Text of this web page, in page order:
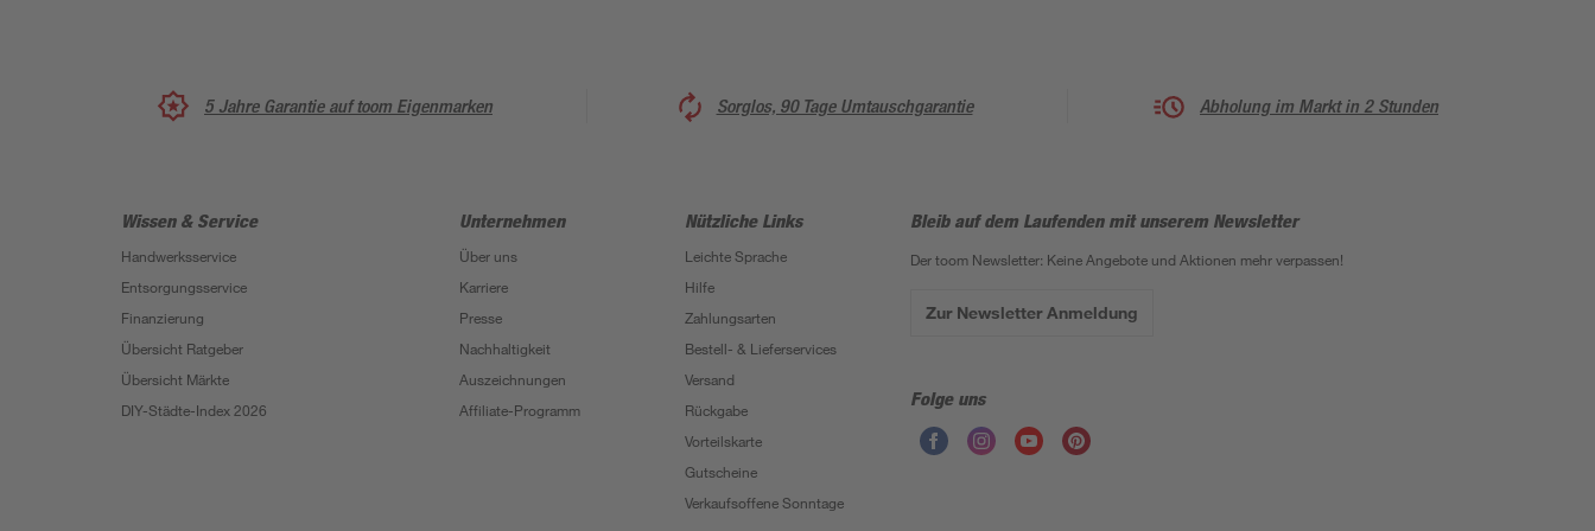
5 Jahre Garantie auf toom Eigenmarken Sorglos, 90 Tage Umtauschgarantie Abholung im Markt in 2 Stunden
Wissen & Service
Handwerksservice
Entsorgungsservice
Finanzierung
Übersicht Ratgeber
Übersicht Märkte
DIY-Städte-Index 2026
Unternehmen
Über uns
Karriere
Presse
Nachhaltigkeit
Auszeichnungen
Affiliate-Programm
Nützliche Links
Leichte Sprache
Hilfe
Zahlungsarten
Bestell- & Lieferservices
Versand
Rückgabe
Vorteilskarte
Gutscheine
Verkaufsoffene Sonntage
Bleib auf dem Laufenden mit unserem Newsletter
Der toom Newsletter: Keine Angebote und Aktionen mehr verpassen!
Zur Newsletter Anmeldung
Folge uns